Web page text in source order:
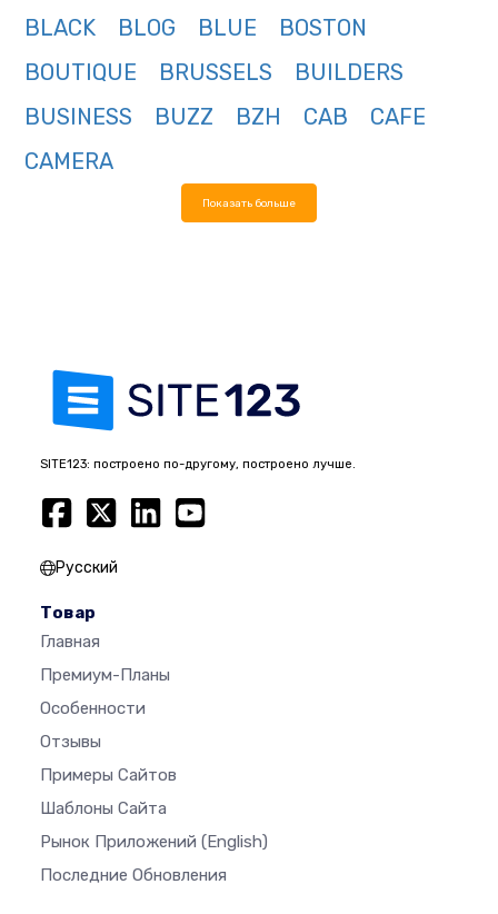
BLACK
BLOG BLUE
BOSTON
BOUTIQUE
BRUSSELS
BUILDERS
BUSINESS
BUZZ BZH CAB
CAFE
CAMERA
Показать больше
SITE123: построено по-другому, построено лучше.
Русский
Товар
Главная
Премиум-Планы
Особенности
Отзывы
Примеры Сайтов
Шаблоны Сайта
Рынок Приложений (English)
Последние Обновления